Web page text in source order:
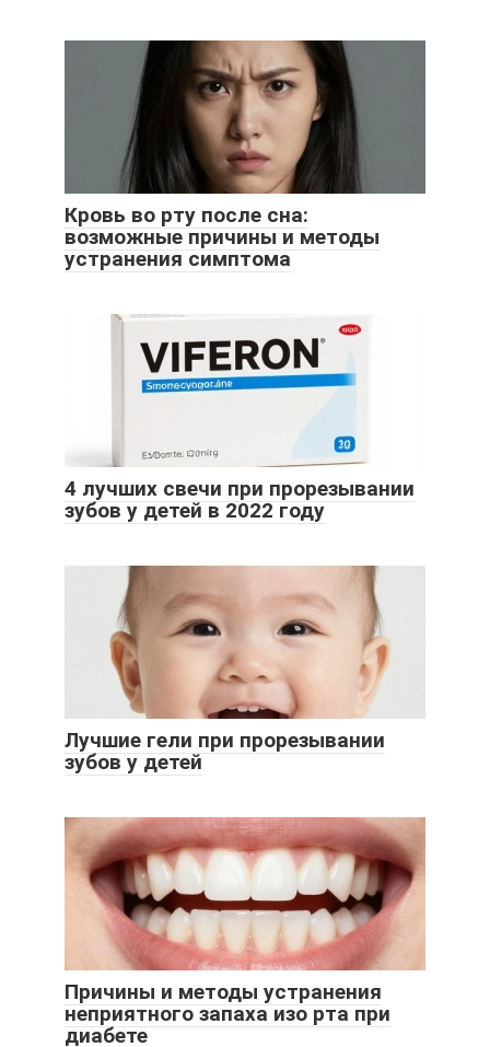
Кровь во рту после сна:
возможные причины и методы
устранения симптома
4 лучших свечи при прорезывании
зубов у детей в 2022 году
Лучшие гели при прорезывании
зубов у детей
Причины и методы устранения
неприятного запаха изо рта при
диабете